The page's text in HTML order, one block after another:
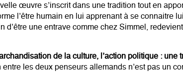
œuvre s’inscrit dans une tradition tout en
l’être humain en lui apprenant à se connaitre
d’être une entrave comme chez Simmel,
de la culture, l’action politique : une
entre les deux penseurs allemands n’est pas un